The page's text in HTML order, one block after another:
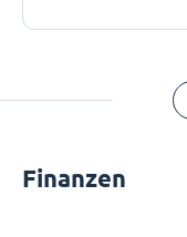
Finanzen